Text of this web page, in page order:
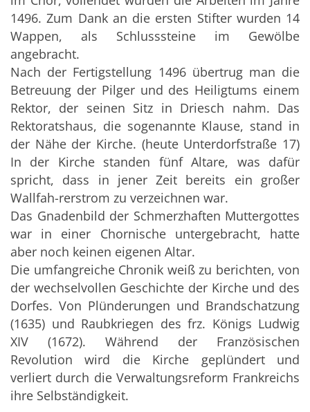
1496. Zum Dank an die ersten Stifter wurden 14
Wappen, als Schlusssteine im Gewölbe
angebracht.
Nach der Fertigstellung 1496 übertrug man die
Betreuung der Pilger und des Heiligtums einem
Rektor, der seinen Sitz in Driesch nahm. Das
Rektoratshaus, die sogenannte Klause, stand in
der Nähe der Kirche. (heute Unterdorfstraße 17)
In der Kirche standen fünf Altare, was dafür
spricht, dass in jener Zeit bereits ein großer
Wallfah-rerstrom zu verzeichnen war.
Das Gnadenbild der Schmerzhaften Muttergottes
war in einer Chornische untergebracht, hatte
aber noch keinen eigenen Altar.
Die umfangreiche Chronik weiß zu berichten, von
der wechselvollen Geschichte der Kirche und des
Dorfes. Von Plünderungen und Brandschatzung
(1635) und Raubkriegen des frz. Königs Ludwig
XIV (1672). Während der Französischen
Revolution wird die Kirche geplündert und
verliert durch die Verwaltungsreform Frankreichs
ihre Selbständigkeit.